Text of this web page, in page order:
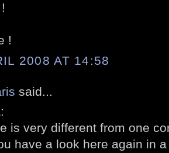
!
2008 AT 14:58
said...
is very different from one
have a look here again in